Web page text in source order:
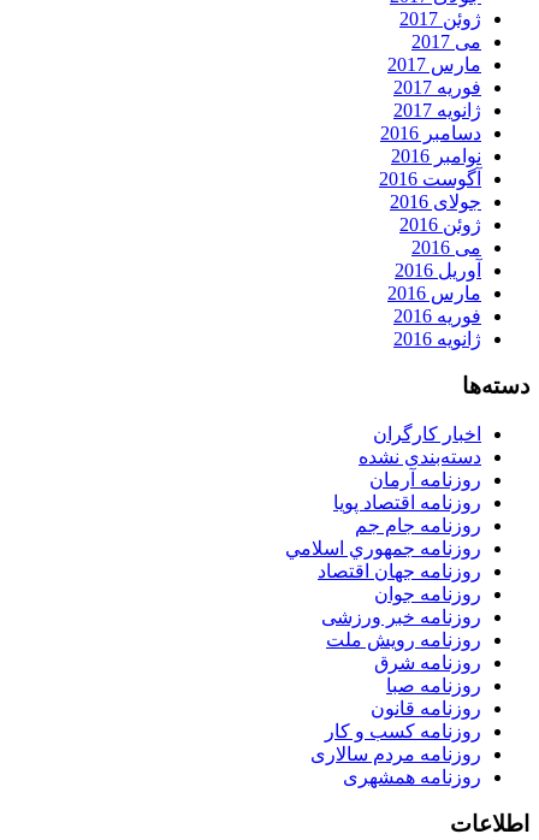
ژوئن 2017
می 2017
مارس 2017
فوریه 2017
ژانویه 2017
دسامبر 2016
نوامبر 2016
آگوست 2016
جولای 2016
ژوئن 2016
می 2016
آوریل 2016
مارس 2016
فوریه 2016
ژانویه 2016
دسته‌ها
اخبار کارگران
دسته‌بندی نشده
روزنامه آرمان
روزنامه اقتصاد پویا
روزنامه جام جم
روزنامه جمهوري اسلامي
روزنامه جهان اقتصاد
روزنامه جوان
روزنامه خبر ورزشى
روزنامه رویش ملت
روزنامه شرق
روزنامه صبا
روزنامه قانون
روزنامه كسب و كار
روزنامه مردم سالاری
روزنامه همشهری
اطلاعات